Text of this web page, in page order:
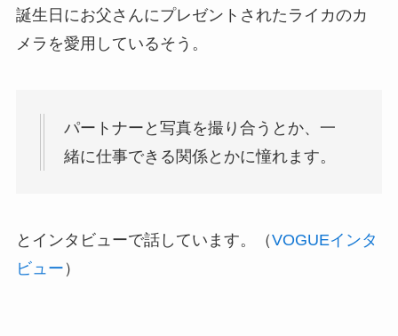
誕生日にお父さんにプレゼントされたライカのカ
メラを愛用しているそう。
パートナーと写真を撮り合うとか、一
緒に仕事できる関係とかに憧れます。
とインタビューで話しています。（VOGUEインタ
ビュー ）